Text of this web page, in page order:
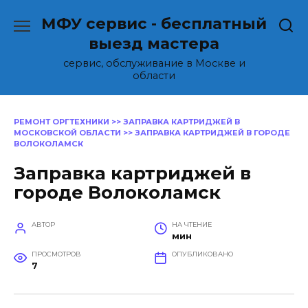
МФУ сервис - бесплатный
выезд мастера
сервис, обслуживание в Москве и
области
РЕМОНТ ОРГТЕХНИКИ >> ЗАПРАВКА КАРТРИДЖЕЙ В
МОСКОВСКОЙ ОБЛАСТИ >> ЗАПРАВКА КАРТРИДЖЕЙ В ГОРОДЕ
ВОЛОКОЛАМСК
Заправка картриджей в
городе Волоколамск
АВТОР НА ЧТЕНИЕ
мин
ПРОСМОТРОВ
7
ОПУБЛИКОВАНО